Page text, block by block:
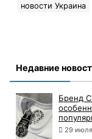
новости Украина
Недавние
Бренд
29